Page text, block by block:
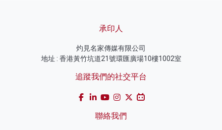
承印人
灼見名家傳媒有限公司
地址 : 香港黃竹坑道21號環匯廣場10樓1002室
追蹤我們的社交平台
聯絡我們